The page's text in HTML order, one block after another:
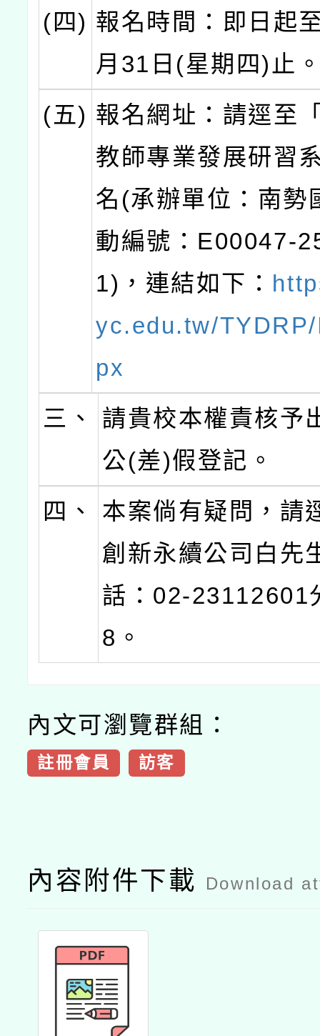
(四) 報名時間：即日起
月31日(星期四)止
(五) 報名網址：請逕至
教師專業發展研習
名(承辦單位：南勢
動編號：E00047-
1)，連結如下：
yc.edu.tw/
px
三、
請貴校本權責核予
公(差)假登記。
四、
本案倘有疑問，請
創新永續公司白先
話：02-23112601
8。
內文可瀏覽群組：
註冊會員 訪客
內容附件下載 Download